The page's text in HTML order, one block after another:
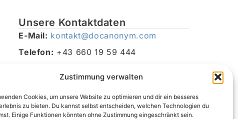
Zustimmung verwalten
Cookies, um unsere Website zu optimieren und dir ein besseres
zu bieten. Du kannst selbst entscheiden, welchen Technologien du
Einige Funktionen könnten ohne Zustimmung eingeschränkt sein.
Unsere Kontaktdaten
E-Mail: kontakt@docanonym.com
Telefon: +43 660 19 59 444
Traunsee, Österreich